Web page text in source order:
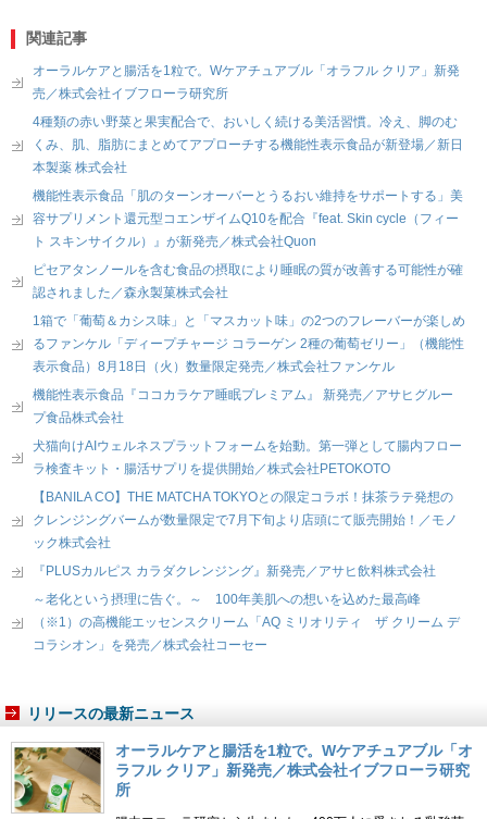
関連記事
オーラルケアと腸活を1粒で。Wケアチュアブル「オラフル クリア」新発
売／株式会社イブフローラ研究所
4種類の赤い野菜と果実配合で、おいしく続ける美活習慣。冷え、脚のむ
くみ、肌、脂肪にまとめてアプローチする機能性表示食品が新登場／新日
本製薬 株式会社
機能性表示食品「肌のターンオーバーとうるおい維持をサポートする」美
容サプリメント還元型コエンザイムQ10を配合『feat. Skin cycle（フィー
ト スキンサイクル）』が新発売／株式会社Quon
ピセアタンノールを含む食品の摂取により睡眠の質が改善する可能性が確
認されました／森永製菓株式会社
1箱で「葡萄＆カシス味」と「マスカット味」の2つのフレーバーが楽しめ
るファンケル「ディープチャージ コラーゲン 2種の葡萄ゼリー」（機能性
表示食品）8月18日（火）数量限定発売／株式会社ファンケル
機能性表示食品『ココカラケア睡眠プレミアム』 新発売／アサヒグルー
プ食品株式会社
犬猫向けAIウェルネスプラットフォームを始動。第一弾として腸内フロー
ラ検査キット・腸活サプリを提供開始／株式会社PETOKOTO
【BANILA CO】THE MATCHA TOKYOとの限定コラボ！抹茶ラテ発想の
クレンジングバームが数量限定で7月下旬より店頭にて販売開始！／モノ
ック株式会社
『PLUSカルピス カラダクレンジング』新発売／アサヒ飲料株式会社
～老化という摂理に告ぐ。～ 100年美肌への想いを込めた最高峰
（※1）の高機能エッセンスクリーム「AQ ミリオリティ ザ クリーム デ
コラシオン」を発売／株式会社コーセー
リリースの最新ニュース
オーラルケアと腸活を1粒で。Wケアチュアブル「オ
ラフル クリア」新発売／株式会社イブフローラ研究
所